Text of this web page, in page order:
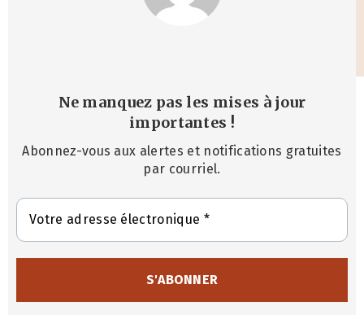
Ne manquez pas les mises à jour
importantes !
Abonnez-vous aux alertes et notifications gratuites
par courriel.